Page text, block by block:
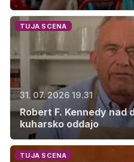
TUJA SCENA
31. 07. 2026 19.31
Robert F. Kennedy nad
kuharsko oddajo
TUJA SCENA